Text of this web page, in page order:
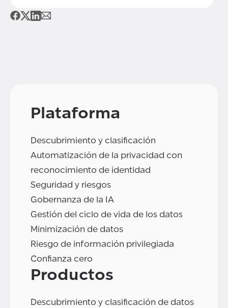
Plataforma
Descubrimiento y clasificación
Automatización de la privacidad con
reconocimiento de identidad
Seguridad y riesgos
Gobernanza de la IA
Gestión del ciclo de vida de los datos
Minimización de datos
Riesgo de información privilegiada
Confianza cero
Productos
Descubrimiento y clasificación de datos